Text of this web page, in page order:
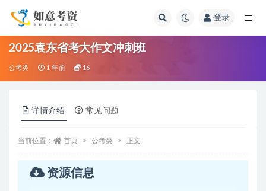
登录
2025袁东省考大作文冲刺班
公考类 1 年前 16
详情介绍 常见问题
当前位置： 首页 公考类 正文
资源信息